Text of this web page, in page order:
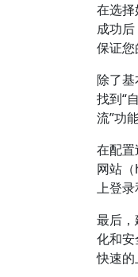
在选
成功
保证您
除了
找到“
流”功
在配
网站
上登录
最后
化和安
快速的